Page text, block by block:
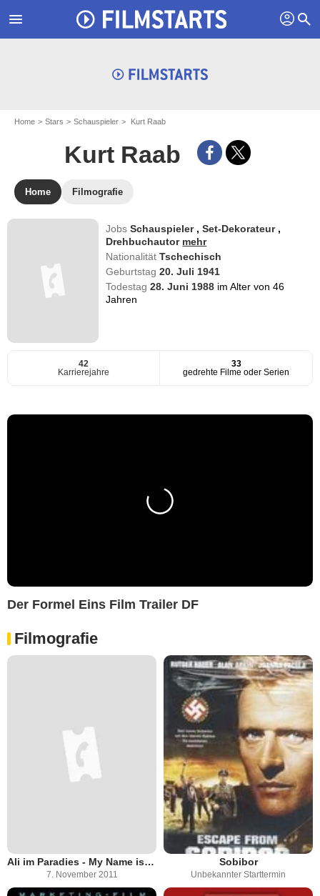
menu profil search
Home Stars Schauspieler Kurt Raab
Kurt Raab
Home Filmografie
JobsSchauspieler ,Set-Dekorateur ,
Drehbuchautor mehr
NationalitätTschechisch
Geburtstag20. Juli 1941
Todestag28. Juni 1988 im Alter von 46
Jahren
42
Karrierejahre
33
gedrehte Filme oder Serien
Der Formel Eins Film Trailer DF
Filmografie
Ali im Paradies - My Name is not Ali
7. November 2011
Sobibor
Unbekannter Starttermin